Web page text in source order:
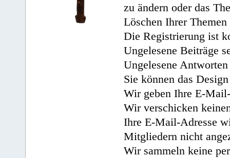
zu ändern oder das
Löschen Ihrer
Die Registrierung ist
Ungelesene Beiträge
Ungelesene
Sie können das
Wir geben Ihre E-
Wir verschicken
Ihre E-Mail-Adresse
Mitgliedern nicht
Wir sammeln keine